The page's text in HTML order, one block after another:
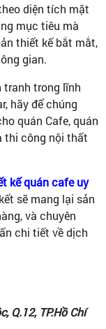
diện tích mặt
mục tiêu mà
thiết kế bắt mắt,
gian.
tranh trong lĩnh
hãy để chúng
quán Cafe, quán
thi công nội thất
kế quán cafe uy
sẽ mang lại sản
và chuyên
chi tiết về dịch
Q.12, TP.Hồ Chí